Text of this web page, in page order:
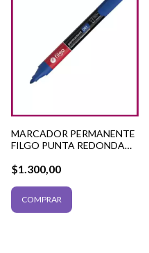
MARCADOR PERMANENTE
FILGO PUNTA REDONDA
$1.300,00
COMPRAR